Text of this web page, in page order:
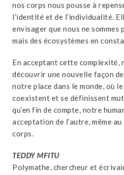
nos corps nous pousse à
l’identité et de l’individualité.
envisager que nous ne sommes
mais des écosystèmes en
En acceptant cette complexité,
découvrir une nouvelle façon
notre place dans le monde, où le
coexistent et se définissent
qu’en fin de compte, notre
acceptation de l’autre, même
corps.
TEDDY MFITU
Polymathe, chercheur et